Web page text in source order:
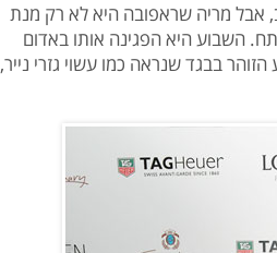
אבל מריה שראפובה היא לא רק מנת
השבוע היא הפגינה אותו באדום
בבגד שנראה כמו עשוי גזרי נייר,